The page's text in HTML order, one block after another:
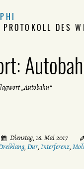
DES
„Autobahn“
Dienstag, 16. Mai 2017
, Dur, Interferenz,